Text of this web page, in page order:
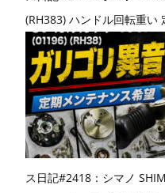
(RH383) ハンドル回転重い
ス日記#2418：シマノ